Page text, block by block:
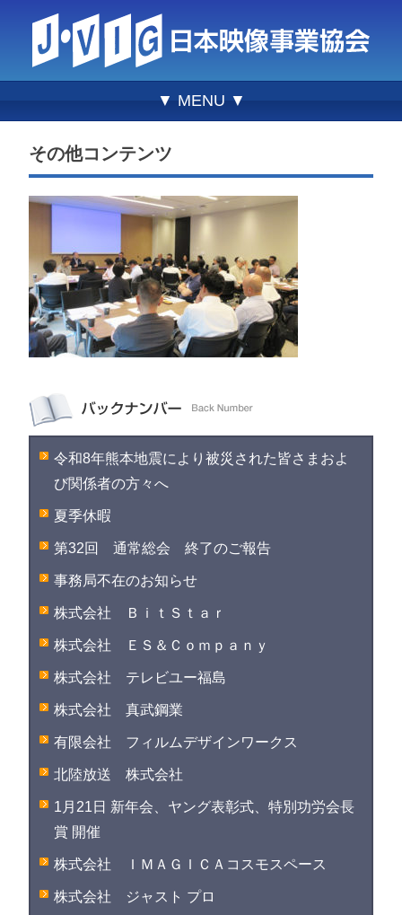
▼ MENU ▼
その他コンテンツ
令和8年熊本地震により被災された皆さまおよ
び関係者の方々へ
夏季休暇
第32回 通常総会 終了のご報告
事務局不在のお知らせ
株式会社 ＢｉｔＳｔａｒ
株式会社 ＥＳ＆Ｃｏｍｐａｎｙ
株式会社 テレビユー福島
株式会社 真武鋼業
有限会社 フィルムデザインワークス
北陸放送 株式会社
1月21日 新年会、ヤング表彰式、特別功労会長
賞 開催
株式会社 ＩＭＡＧＩＣＡコスモスペース
株式会社 ジャスト プロ